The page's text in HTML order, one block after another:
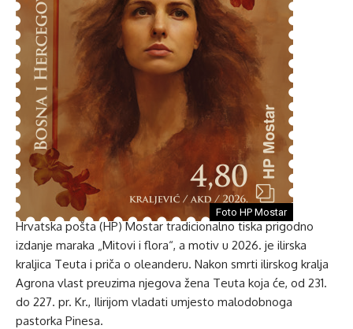
Foto HP Mostar
Hrvatska pošta (HP) Mostar tradicionalno tiska prigodno
izdanje maraka „Mitovi i flora“, a motiv u 2026. je ilirska
kraljica Teuta i priča o oleanderu. Nakon smrti ilirskog kralja
Agrona vlast preuzima njegova žena Teuta koja će, od 231.
do 227. pr. Kr., Ilirijom vladati umjesto malodobnoga
pastorka Pinesa.